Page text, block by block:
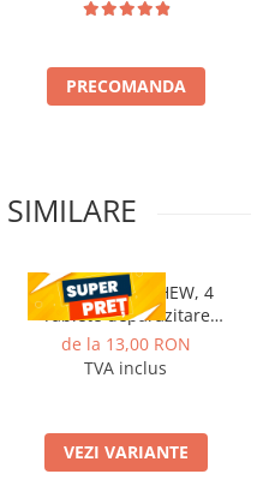
PRECOMANDA
CESTAL PLUS CHEW, 4
Tablete deparazitare
interna pentru caini
de la 13,00 RON
TVA inclus
VEZI VARIANTE